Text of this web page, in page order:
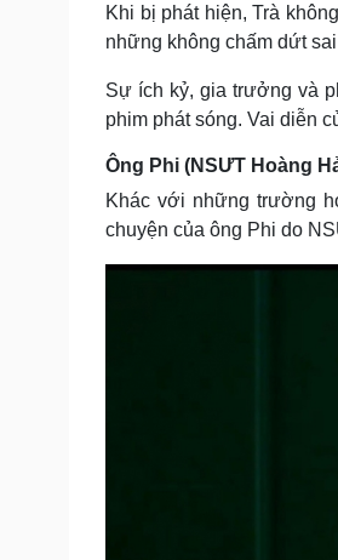
Khi bị phát hiện, Trà
những không chấm dứt
Sự ích kỷ, gia trưởng và
phim phát sóng. Vai diễn
Ông Phi (NSƯT Hoàng
Khác với những trường
chuyện của ông Phi do